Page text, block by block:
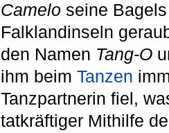
Camelo seine
Falklandinseln
den Namen Tang-O
ihm beimTanzen
Tanzpartnerin fiel,
tatkräftiger Mithilfe